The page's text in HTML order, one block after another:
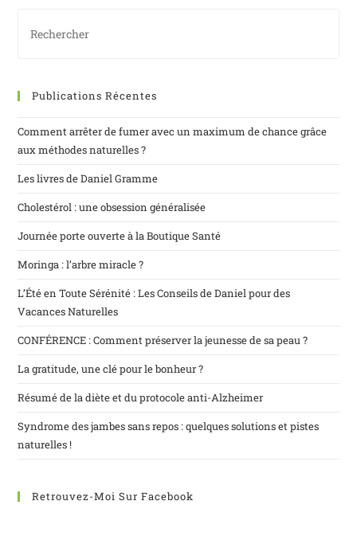
Publications Récentes
Comment arrêter de fumer avec un maximum de chance grâce
aux méthodes naturelles ?
Les livres de Daniel Gramme
Cholestérol : une obsession généralisée
Journée porte ouverte à la Boutique Santé
Moringa : l’arbre miracle ?
L’Été en Toute Sérénité : Les Conseils de Daniel pour des
Vacances Naturelles
CONFÉRENCE : Comment préserver la jeunesse de sa peau ?
La gratitude, une clé pour le bonheur ?
Résumé de la diète et du protocole anti-Alzheimer
Syndrome des jambes sans repos : quelques solutions et pistes
naturelles !
Retrouvez-Moi Sur Facebook